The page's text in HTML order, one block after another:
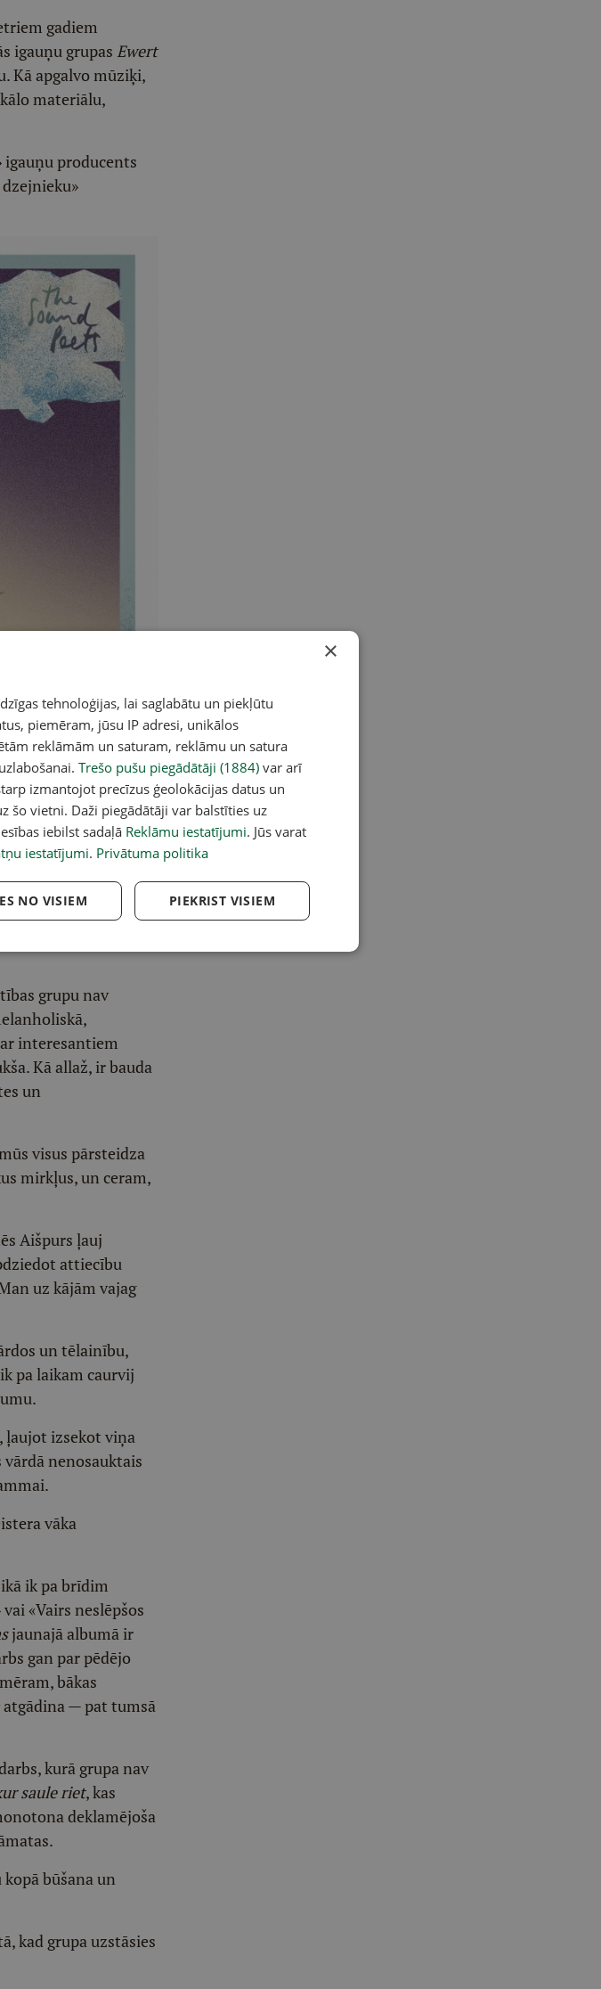
gadiem
igauņu grupas Ewert
Kā apgalvo mūziķi,
materiālu,
producents
Foto:
ķīmija ir
grupu nav
interesantiem
Kā allaž, ir bauda
un
visus pārsteidza
mirkļus, un ceram,
Aišpurs ļauj
attiecību
uz kājām vajag
un tēlainību,
pa laikam caurvij
ļaujot izsekot viņa
nenosauktais
vāka
ik pa brīdim
«Vairs neslēpšos
jaunajā albumā ir
gan par pēdējo
bākas
atgādina — pat tumsā
kurā grupa nav
saule riet, kas
deklamējoša
būšana un
kad grupa uzstāsies
×
tehnoloģijas, lai saglabātu un piekļūtu
piemēram, jūsu IP adresi, unikālos
reklāmām un saturam, reklāmu un satura
Trešo pušu piegādātāji (1884) var arī
izmantojot precīzus ģeolokācijas datus un
šo vietni. Daži piegādātāji var balstīties uz
iebilst sadaļā Reklāmu iestatījumi. Jūs varat
iestatījumi. Privātuma politika
PIEKRIST VISIEM
NO VISIEM